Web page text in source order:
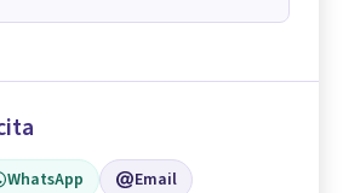
WhatsApp Email